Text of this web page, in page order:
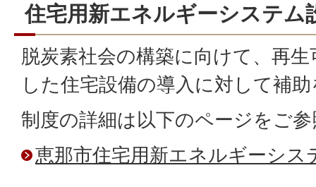
住宅用新エネルギーシステム
脱炭素社会の構築に向けて、再
した住宅設備の導入に対して補
制度の詳細は以下のページをご
恵那市住宅用新エネルギーシス